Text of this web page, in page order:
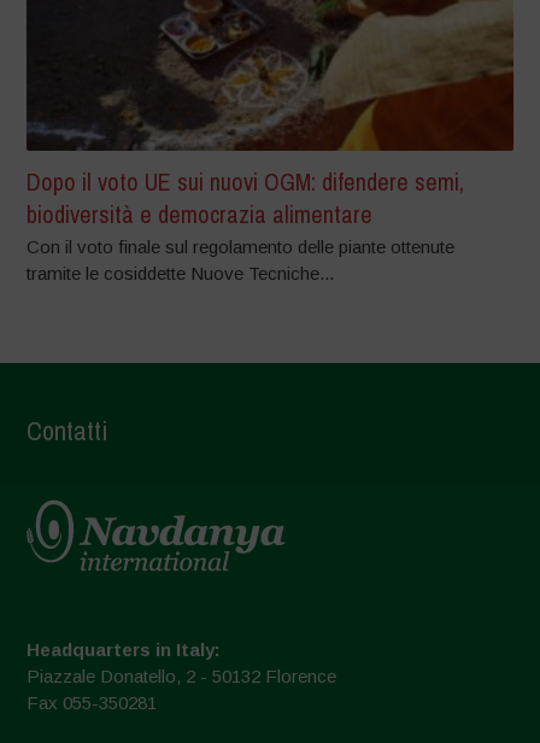
Dopo il voto UE sui nuovi OGM: difendere semi,
biodiversità e democrazia alimentare
Con il voto finale sul regolamento delle piante ottenute
tramite le cosiddette Nuove Tecniche...
Contatti
Headquarters in Italy:
Piazzale Donatello, 2 - 50132 Florence
Fax 055-350281